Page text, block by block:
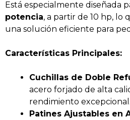
Está especialmente diseñada
potencia, a partir de 10 hp, lo
una solución eficiente para
Características Principales:
Cuchillas de Doble
acero forjado de alta
rendimiento excepcional.
Patines Ajustables en